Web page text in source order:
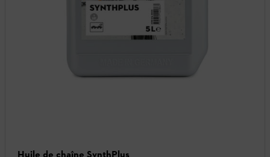
Huile de chaîne SynthPlus